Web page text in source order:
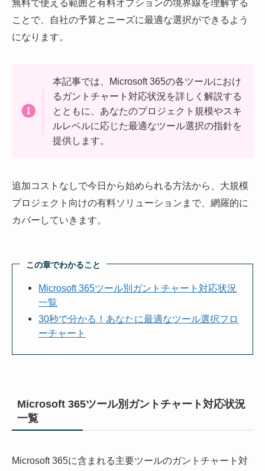
無料で使える範囲と有料オプションの境界線を理解する
ことで、自社の予算とニーズに最適な選択ができるよう
になります。
本記事では、Microsoft 365の各ツールにおけ
るガントチャート対応状況を詳しく解説する
とともに、あなたのプロジェクト規模やスキ
ルレベルに応じた最適なツール選択の指針を
提供します。
追加コストなしで今日から始められる方法から、大規模
プロジェクト向けの有料ソリューションまで、網羅的に
カバーしていきます。
この章でわかること
Microsoft 365ツール別ガントチャート対応状況
一覧
30秒で分かる！あなたに最適なツール選択フロ
ーチャート
Microsoft 365ツール別ガントチャート対応状況
一覧
Microsoft 365に含まれる主要ツールのガントチャート対